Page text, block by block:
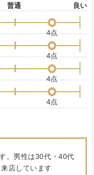
普通 良い
4点
4点
4点
4点
。男性は30代・40代
店しています